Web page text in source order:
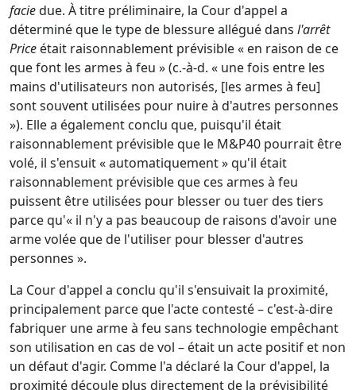
faciedue. À titre préliminaire, la Cour d'appel a
déterminé que le type de blessure allégué dans l'arrêt
Price était raisonnablement prévisible « en raison de ce
que font les armes à feu » (c.-à-d. « une fois entre les
mains d'utilisateurs non autorisés, [les armes à feu]
sont souvent utilisées pour nuire à d'autres personnes
»). Elle a également conclu que, puisqu'il était
raisonnablement prévisible que le M&P40 pourrait être
volé, il s'ensuit « automatiquement » qu'il était
raisonnablement prévisible que ces armes à feu
puissent être utilisées pour blesser ou tuer des tiers
parce qu'« il n'y a pas beaucoup de raisons d'avoir une
arme volée que de l'utiliser pour blesser d'autres
personnes ».
La Cour d'appel a conclu qu'il s'ensuivait la proximité,
principalement parce que l'acte contesté – c'est-à-dire
fabriquer une arme à feu sans technologie empêchant
son utilisation en cas de vol – était un acte positif et non
un défaut d'agir. Comme l'a déclaré la Cour d'appel, la
proximité découle plus directement de la prévisibilité